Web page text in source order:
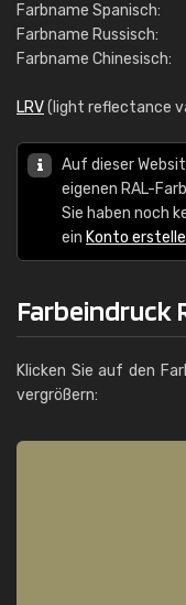
Farbname Spanisch:
Farbname Russisch:
Farbname Chinesisch:
LRV(light reflectance
Auf dieser
eigenen RAL-
Sie haben noch
ein Konto
Farbeindruck
Klicken Sie auf den
vergrößern: